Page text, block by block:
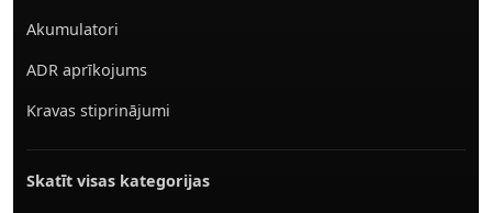
Akumulatori
ADR aprīkojums
Kravas stiprinājumi
Skatīt visas kategorijas